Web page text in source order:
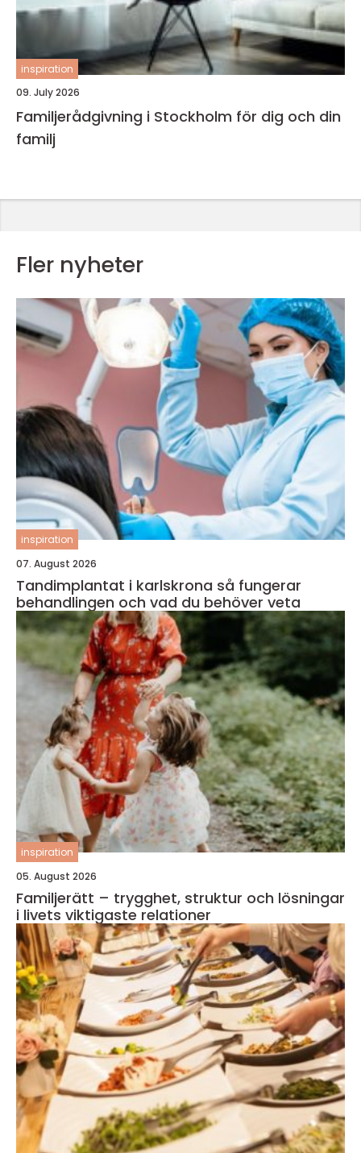
inspiration
09. July 2026
Familjerådgivning i Stockholm för dig och din
familj
Fler nyheter
inspiration
07. August 2026
Tandimplantat i karlskrona så fungerar
behandlingen och vad du behöver veta
inspiration
05. August 2026
Familjerätt – trygghet, struktur och lösningar
i livets viktigaste relationer